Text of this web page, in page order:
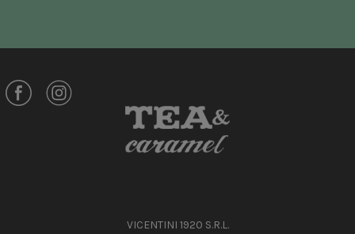
VICENTINI 1920 S.R.L.